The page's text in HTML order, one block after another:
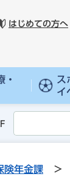
はじめての方へ
・
ス
イ
険年金課 >